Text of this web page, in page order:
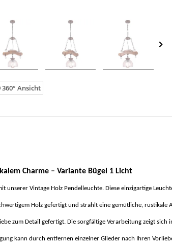
360° Ansicht
Charme – Variante Bügel 1 Licht
unserer Vintage Holz Pendelleuchte. Diese einzigartige
Holz gefertigt und strahlt eine gemütliche,
zum Detail gefertigt. Die sorgfältige Verarbeitung zeigt
kann durch entfernen einzelner Glieder nach Ihren